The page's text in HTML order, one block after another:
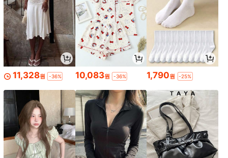
11,328원 -36% 10,083원 -36% 1,790원 -25%